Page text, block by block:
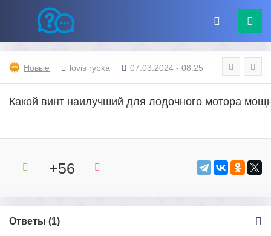
Новые lovis rybka 07.03.2024 - 08:25
Какой винт наилучший для лодочного мотора
+56
Ответы (1)